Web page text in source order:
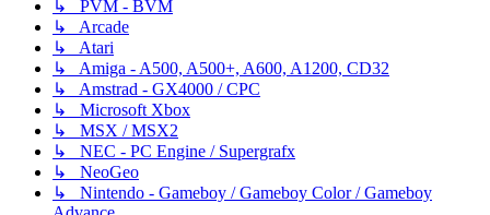
↳ PVM - BVM
↳ Arcade
↳ Atari
↳ Amiga - A500, A500+, A600, A1200, CD32
↳ Amstrad - GX4000 / CPC
↳ Microsoft Xbox
↳ MSX / MSX2
↳ NEC - PC Engine / Supergrafx
↳ NeoGeo
↳ Nintendo - Gameboy / Gameboy Color / Gameboy